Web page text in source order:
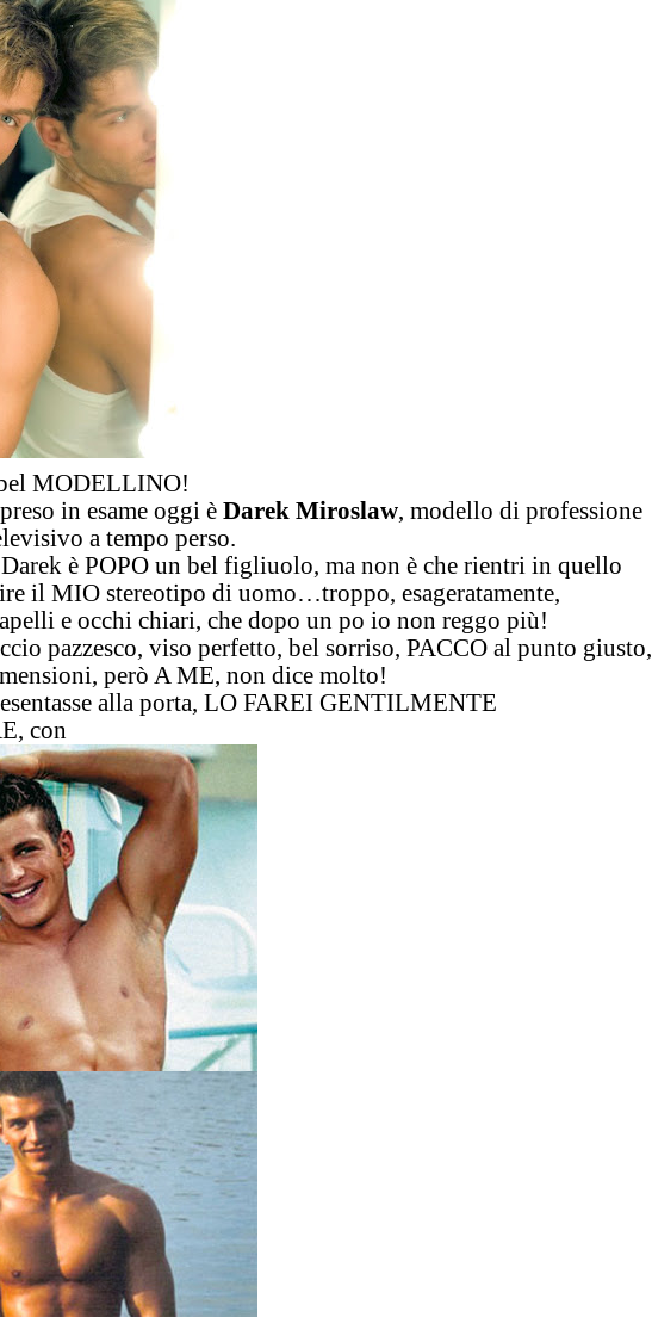
MODELLINO!
in esame oggi è Darek Miroslaw, modello di professione
a tempo perso.
Darek è POPO un bel figliuolo, ma non è che rientri in quello
il MIO stereotipo di uomo…troppo, esageratamente,
e occhi chiari, che dopo un po io non reggo più!
pazzesco, viso perfetto, bel sorriso, PACCO al punto giusto,
però A ME, non dice molto!
alla porta, LO FAREI GENTILMENTE
con